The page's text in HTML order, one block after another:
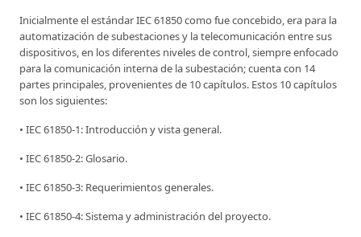
Inicialmente el estándar IEC 61850 como fue concebido, era para la
automatización de subestaciones y la telecomunicación entre sus
dispositivos, en los diferentes niveles de control, siempre enfocado
para la comunicación interna de la subestación; cuenta con 14
partes principales, provenientes de 10 capítulos. Estos 10 capítulos
son los siguientes:
• IEC 61850-1: Introducción y vista general.
• IEC 61850-2: Glosario.
• IEC 61850-3: Requerimientos generales.
• IEC 61850-4: Sistema y administración del proyecto.